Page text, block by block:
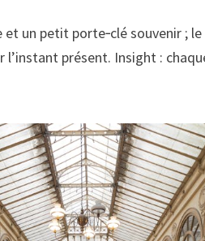
un petit porte‑clé souvenir ;
l’instant présent. Insight :